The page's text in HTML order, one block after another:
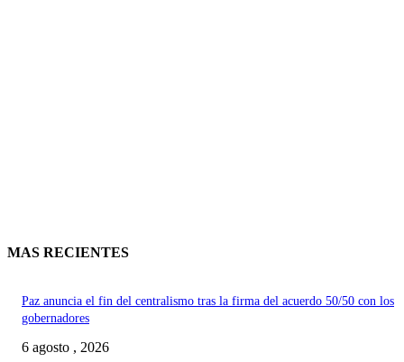
MAS RECIENTES
Paz anuncia el fin del centralismo tras la firma del acuerdo 50/50 con los
gobernadores
6 agosto , 2026